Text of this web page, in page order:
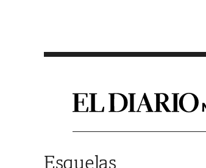
Esquelas